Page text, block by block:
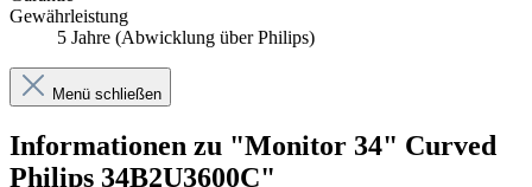
Gewährleistung
5 Jahre (Abwicklung über Philips)
Menü schließen
Informationen zu "Monitor 34" Curved
Philips 34B2U3600C"